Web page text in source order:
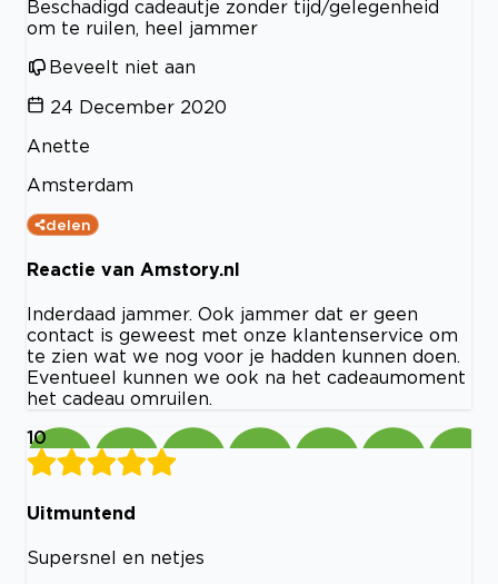
Beschadigd cadeautje zonder tijd/gelegenheid
om te ruilen, heel jammer
Beveelt niet aan
24 December 2020
Anette
Amsterdam
delen
Reactie van Amstory.nl
Inderdaad jammer. Ook jammer dat er geen
contact is geweest met onze klantenservice om
te zien wat we nog voor je hadden kunnen doen.
Eventueel kunnen we ook na het cadeaumoment
het cadeau omruilen.
10
Uitmuntend
Supersnel en netjes